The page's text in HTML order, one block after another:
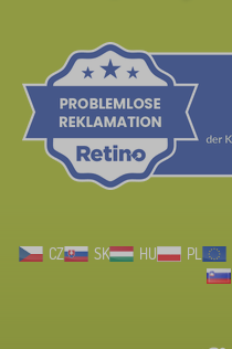
CZ SK HU PL